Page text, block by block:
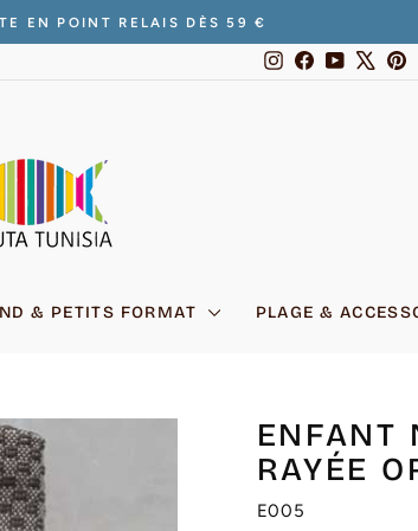
Diaporama
EN POINT RELAIS DÈS 59 €
Instagram
FacebookYouTube
& PETITS FORMAT PLAGE &
ENFANT
RAYÉE
E005